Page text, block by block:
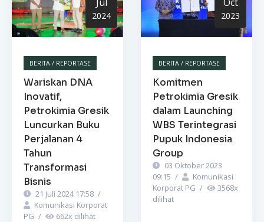
2024
BERITA / REPORTASE
Wariskan DNA
Inovatif,
Petrokimia Gresik
Luncurkan Buku
Perjalanan 4
Tahun
Transformasi
Bisnis
21 Juli 2024 17:58 /
Komunikasi Korporat
PG / 662x dilihat
2023
BERITA / REPORTASE
Komitmen
Petrokimia Gresik
dalam Launching
WBS Terintegrasi
Pupuk Indonesia
Group
03 Oktober 2023
09:15 /
Komunikasi
Korporat PG / 3568x
dilihat